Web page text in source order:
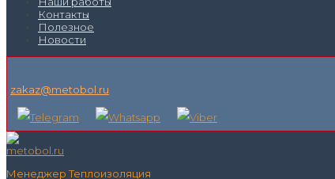
Контакты
Полезное
Новости
zakaz@metobol.ru
Менеджер Теплоизоляция